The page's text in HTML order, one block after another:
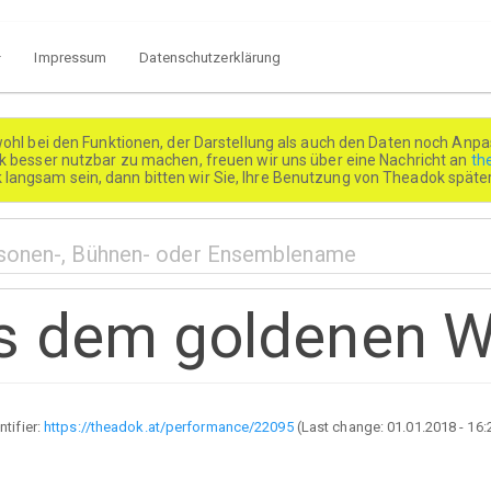
Impressum Datenschutzerklärung
bei den Funktionen, der Darstellung als auch den Daten noch
besser nutzbar zu machen, freuen wir uns über eine Nachricht an
sein, dann bitten wir Sie, Ihre Benutzung von Theadok
dem goldenen
https://theadok.at/performance/22095(Last change:01.01.2018 -